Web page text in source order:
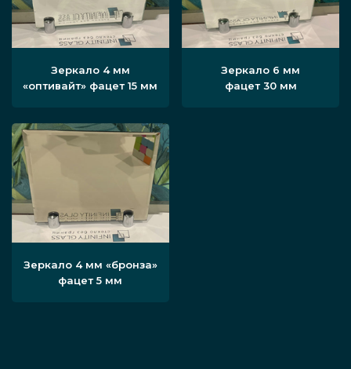
Зеркало 4 мм
«оптивайт» фацет 15 мм
Зеркало 6 мм
фацет 30 мм
Зеркало 4 мм «бронза»
фацет 5 мм